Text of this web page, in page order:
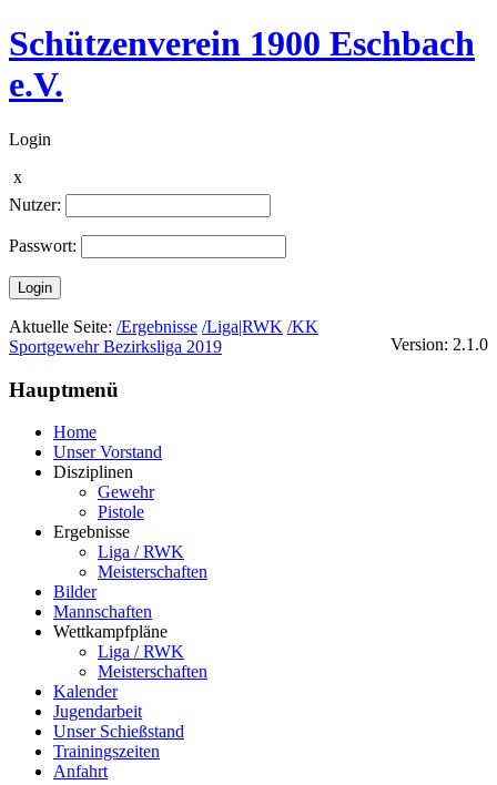
Schützenverein 1900 Eschbach
e.V.
Login
x
Nutzer:
Passwort:
Login
Version: 2.1.0
Aktuelle Seite: /Ergebnisse /Liga|RWK /KK
Sportgewehr Bezirksliga 2019
Hauptmenü
Home
Unser Vorstand
Disziplinen
Gewehr
Pistole
Ergebnisse
Liga / RWK
Meisterschaften
Bilder
Mannschaften
Wettkampfpläne
Liga / RWK
Meisterschaften
Kalender
Jugendarbeit
Unser Schießstand
Trainingszeiten
Anfahrt